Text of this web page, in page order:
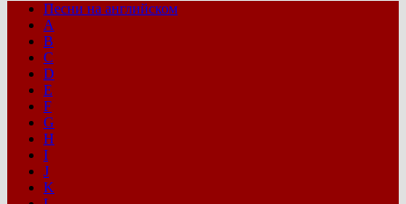
Песни на английском
A
B
C
D
E
F
G
H
I
J
K